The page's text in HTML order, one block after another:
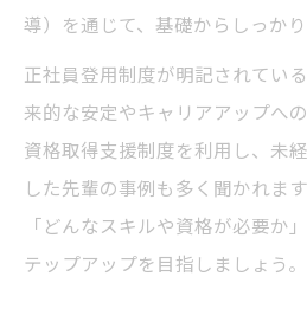
導）を通じて、基礎からしっか
正社員登用制度が明記されてい
来的な安定やキャリアアップへ
資格取得支援制度を利用し、未
した先輩の事例も多く聞かれま
「どんなスキルや資格が必要か
テップアップを目指しましょう。